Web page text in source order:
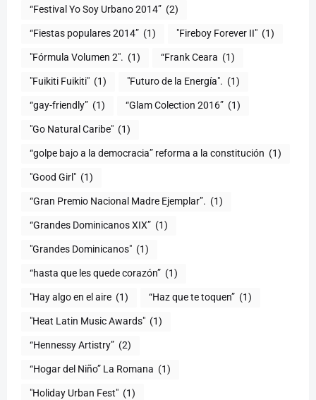
“Festival Yo Soy Urbano 2014” (2)
“Fiestas populares 2014” (1) "Fireboy Forever II" (1)
"Fórmula Volumen 2". (1) “Frank Ceara (1)
"Fuikiti Fuikiti" (1) "Futuro de la Energía". (1)
“gay-friendly” (1) “Glam Colection 2016” (1)
"Go Natural Caribe" (1)
“golpe bajo a la democracia” reforma a la constitución (1)
"Good Girl" (1)
“Gran Premio Nacional Madre Ejemplar”. (1)
“Grandes Dominicanos XIX” (1)
"Grandes Dominicanos" (1)
(1)
"Hay algo en el aire (1) “Haz que te toquen” (1)
"Heat Latin Music Awards" (1)
“Hennessy Artistry” (2)
“Hogar del Niño” La Romana (1)
(1)